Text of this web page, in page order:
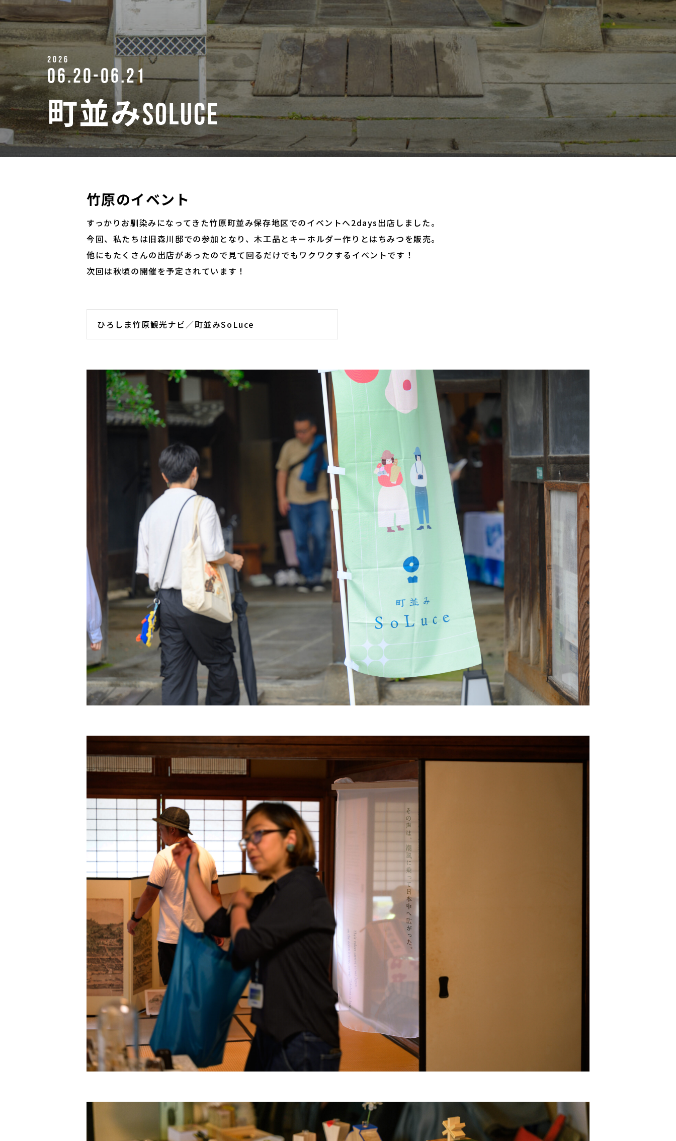
2026
06.20-06.21
町並みSoLuce
竹原のイベント
すっかりお馴染みになってきた竹原町並み保存地区でのイベントへ2days出店しました。
今回、私たちは旧森川邸での参加となり、木工品とキーホルダー作りとはちみつを販売。
他にもたくさんの出店があったので見て回るだけでもワクワクするイベントです！
次回は秋頃の開催を予定されています！
ひろしま竹原観光ナビ／町並みSoLuce